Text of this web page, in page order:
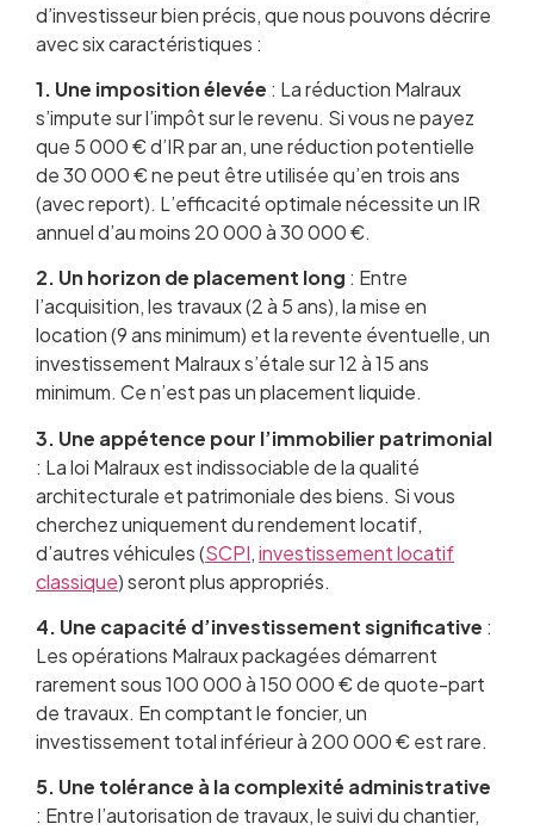
d’investisseur bien précis, que nous pouvons décrire
avec six caractéristiques :
1. Une imposition élevée : La réduction Malraux
s’impute sur l’impôt sur le revenu. Si vous ne payez
que 5 000 € d’IR par an, une réduction potentielle
de 30 000 € ne peut être utilisée qu’en trois ans
(avec report). L’efficacité optimale nécessite un IR
annuel d’au moins 20 000 à 30 000 €.
2. Un horizon de placement long : Entre
l’acquisition, les travaux (2 à 5 ans), la mise en
location (9 ans minimum) et la revente éventuelle, un
investissement Malraux s’étale sur 12 à 15 ans
minimum. Ce n’est pas un placement liquide.
3. Une appétence pour l’immobilier patrimonial
: La loi Malraux est indissociable de la qualité
architecturale et patrimoniale des biens. Si vous
cherchez uniquement du rendement locatif,
d’autres véhicules (SCPI,investissement locatif
classique) seront plus appropriés.
4. Une capacité d’investissement significative :
Les opérations Malraux packagées démarrent
rarement sous 100 000 à 150 000 € de quote-part
de travaux. En comptant le foncier, un
investissement total inférieur à 200 000 € est rare.
5. Une tolérance à la complexité administrative
: Entre l’autorisation de travaux, le suivi du chantier,